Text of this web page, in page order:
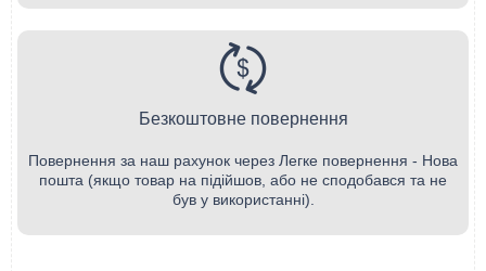
Безкоштовне повернення
Повернення за наш рахунок через Легке повернення - Нова
пошта (якщо товар на підійшов, або не сподобався та не
був у використанні).